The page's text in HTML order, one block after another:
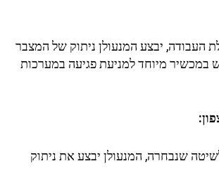
העבודה, יבצע המנעולן ניתוק של המצבר
במכשיר מיוחד למניעת פגיעה במערכות
:
שנבחרה, המנעולן יבצע את ניתוק